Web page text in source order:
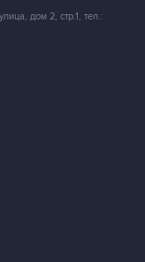
дом 2, стр.1, тел.: